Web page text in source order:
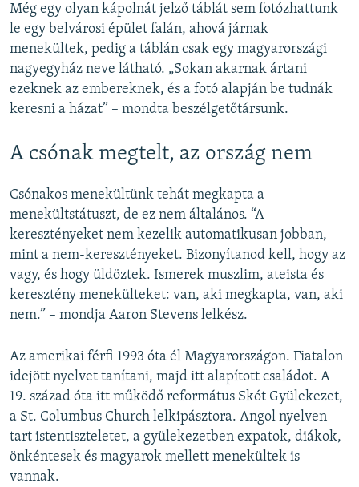
Még egy olyan kápolnát jelző táblát sem fotózhattunk
le egy belvárosi épület falán, ahová járnak
menekültek, pedig a táblán csak egy magyarországi
nagyegyház neve látható. „Sokan akarnak ártani
ezeknek az embereknek, és a fotó alapján be tudnák
keresni a házat” – mondta beszélgetőtársunk.
A csónak megtelt, az ország nem
Csónakos menekültünk tehát megkapta a
menekültstátuszt, de ez nem általános. “A
keresztényeket nem kezelik automatikusan jobban,
mint a nem-keresztényeket. Bizonyítanod kell, hogy az
vagy, és hogy üldöztek. Ismerek muszlim, ateista és
keresztény menekülteket: van, aki megkapta, van, aki
nem.” – mondja Aaron Stevens lelkész.
Az amerikai férfi 1993 óta él Magyarországon. Fiatalon
idejött nyelvet tanítani, majd itt alapított családot. A
19. század óta itt működő református Skót Gyülekezet,
a St. Columbus Church lelkipásztora. Angol nyelven
tart istentiszteletet, a gyülekezetben expatok, diákok,
önkéntesek és magyarok mellett menekültek is
vannak.